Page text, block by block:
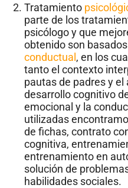
Tratamiento
parte de los
psicólogo y que
obtenido son
conductual, en los
tanto el contexto
pautas de padres y
desarrollo cognitivo
emocional y la
utilizadas
de fichas, contrato
cognitiva,
entrenamiento en
solución de
habilidades sociales.